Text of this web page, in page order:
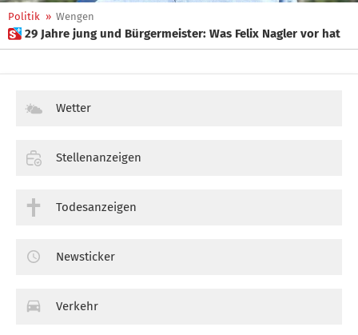
Politik » Wengen
 29 Jahre jung und Bürgermeister: Was Felix Nagler vor hat
Wetter
Stellenanzeigen
Todesanzeigen
Newsticker
Verkehr